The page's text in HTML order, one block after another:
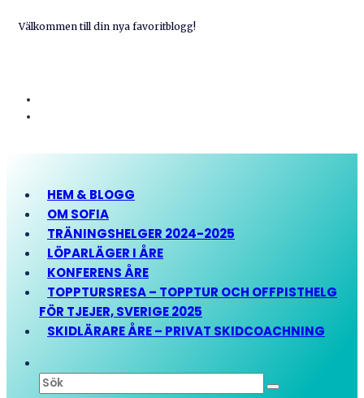
Välkommen till din nya favoritblogg!
HEM & BLOGG
OM SOFIA
TRÄNINGSHELGER 2024-2025
LÖPARLÄGER I ÅRE
KONFERENS ÅRE
TOPPTURSRESA – TOPPTUR OCH OFFPISTHELG
FÖR TJEJER, SVERIGE 2025
SKIDLÄRARE ÅRE – PRIVAT SKIDCOACHNING